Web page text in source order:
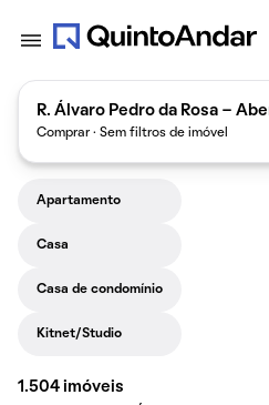
R. Álvaro Pedro da Rosa -
Comprar · Sem filtros de imóvel
Apartamento
Casa
Casa de condomínio
Kitnet/Studio
1.504 imóveis